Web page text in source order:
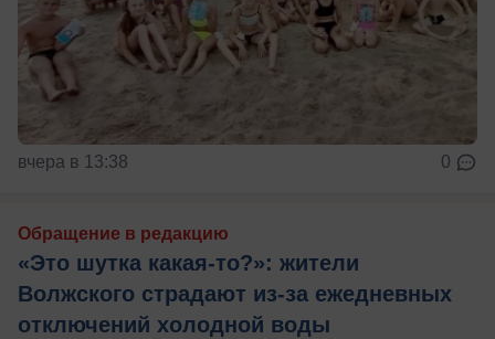
вчера в 13:38 0
Обращение в редакцию
«Это шутка какая-то?»: жители
Волжского страдают из‑за ежедневных
отключений холодной воды